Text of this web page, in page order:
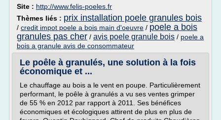
Site : http://www.felis-poeles.fr
Thèmes liés : prix installation poele granules bois
/ credit impot poele a bois main d'oeuvre / poele a bois
granules pas cher / avis poele granule bois / poele a
bois a granule avis de consommateur
Le poêle à granulés, une solution à la fois
économique et ...
Le chauffage au bois a le vent en poupe. Particulièrement
performant, le poêle à granulés a vu ses ventes grimper
de 55 % en 2012 par rapport à 2011. Ses bénéfices
économiques et écologiques attirent de plus en plus de